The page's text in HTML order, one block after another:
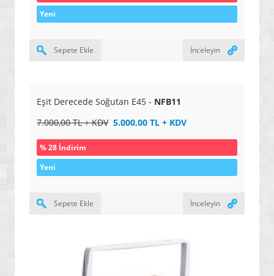
» ERKEK PARFÜMLER
» HALI / KİLİM / ETNİK ÜRÜNLERİ
» BARKOD OKUYUCU VE YAZICILAR
» ALARM VE GÜVENLİK SİSTEMLERİ
» ELEKTRONİK SÖZLÜKLER / BİLİMSEL HESAP
MAKİNELERİ
» BALIK BULUCU CİHAZLAR / NAVİGASYONLAR
Yeni
Sepete Ekle İnceleyin
Eşit Derecede Soğutan E45 - NFB11
7.000,00 TL + KDV 5.000,00 TL + KDV
% 28 İndirim
Yeni
Sepete Ekle İnceleyin